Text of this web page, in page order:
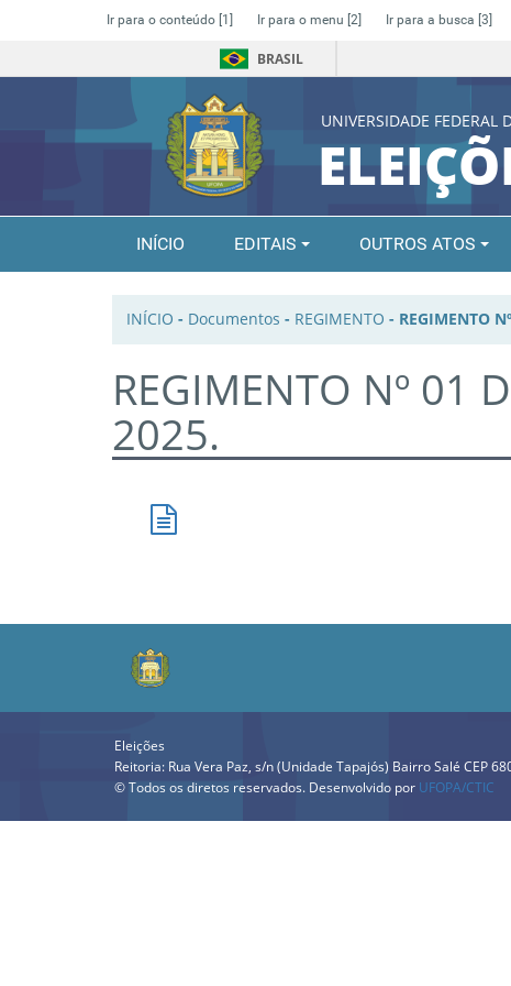
Ir para o conteúdo [1] Ir para o menu [2] Ir para a busca [3]
BRASIL
UNIVERSIDADE FEDERAL
INÍCIO EDITAIS OUTROS ATOS
INÍCIO - Documentos - REGIMENTO - REGIMENTO
REGIMENTO Nº 01
2025.
Eleições
Reitoria: Rua Vera Paz, s/n (Unidade Tapajós) Bairro Salé CEP
© Todos os diretos reservados. Desenvolvido por UFOPA/CTIC